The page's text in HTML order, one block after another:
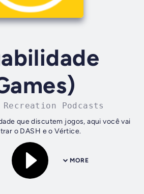
Podcasts
que discutem jogos, aqui você vai
o DASH e o Vértice.
MORE